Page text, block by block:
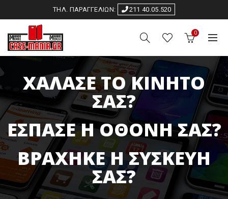
ΤΗΛ. ΠΑΡΑΓΓΕΛΙΩΝ: 211 40.05.520
0
ΧΑΛΑΣΕ ΤΟ ΚΙΝΗΤΟ
ΣΑΣ?
ΕΣΠΑΣΕ Η ΟΘΟΝΗ ΣΑΣ?
ΒΡΑΧΗΚΕ Η ΣΥΣΚΕΥΗ
ΣΑΣ?